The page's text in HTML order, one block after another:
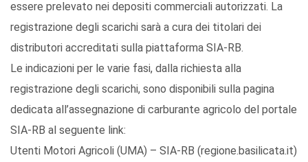
essere prelevato nei depositi commerciali autorizzati. La
registrazione degli scarichi sarà a cura dei titolari dei
distributori accreditati sulla piattaforma SIA-RB.
Le indicazioni per le varie fasi, dalla richiesta alla
registrazione degli scarichi, sono disponibili sulla pagina
dedicata all’assegnazione di carburante agricolo del portale
SIA-RB al seguente link:
Utenti Motori Agricoli (UMA) – SIA-RB (regione.basilicata.it)